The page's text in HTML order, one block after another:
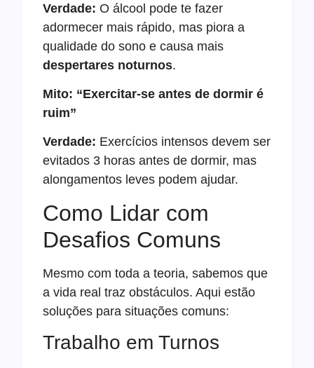
Verdade: O álcool pode te fazer
adormecer mais rápido, mas piora a
qualidade do sono e causa mais
despertares noturnos.
Mito: “Exercitar-se antes de dormir é
ruim”
Verdade: Exercícios intensos devem ser
evitados 3 horas antes de dormir, mas
alongamentos leves podem ajudar.
Como Lidar com
Desafios Comuns
Mesmo com toda a teoria, sabemos que
a vida real traz obstáculos. Aqui estão
soluções para situações comuns:
Trabalho em Turnos